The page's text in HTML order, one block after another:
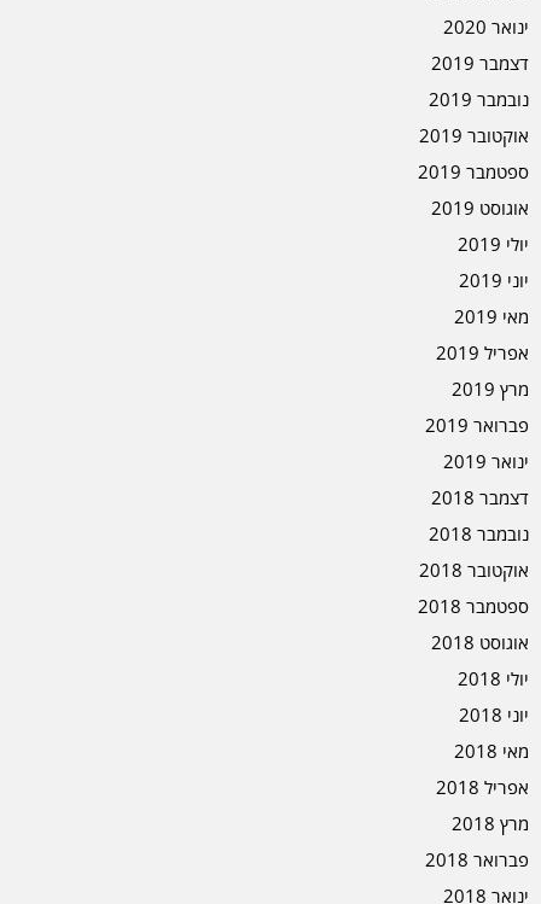
ינואר 2020
דצמבר 2019
נובמבר 2019
אוקטובר 2019
ספטמבר 2019
אוגוסט 2019
יולי 2019
יוני 2019
מאי 2019
אפריל 2019
מרץ 2019
פברואר 2019
ינואר 2019
דצמבר 2018
נובמבר 2018
אוקטובר 2018
ספטמבר 2018
אוגוסט 2018
יולי 2018
יוני 2018
מאי 2018
אפריל 2018
מרץ 2018
פברואר 2018
ינואר 2018